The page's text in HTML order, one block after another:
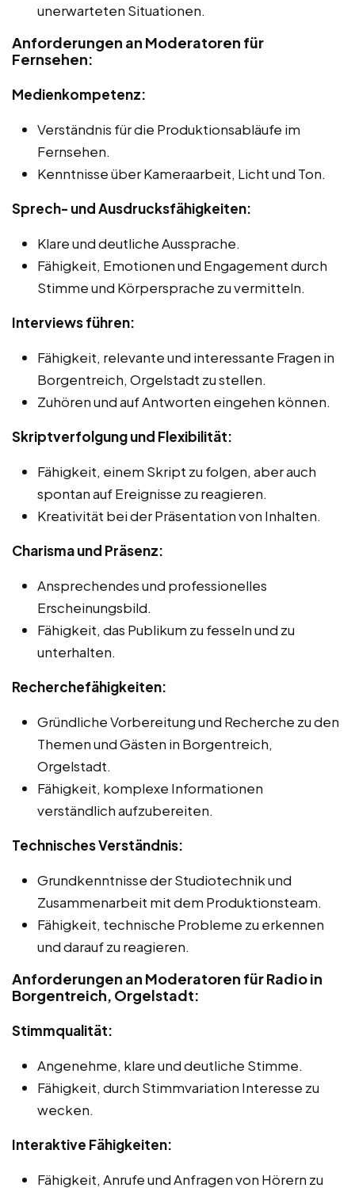
unerwarteten Situationen.
Anforderungen an Moderatoren für
Fernsehen:
Medienkompetenz:
Verständnis für die Produktionsabläufe im
Fernsehen.
Kenntnisse über Kameraarbeit, Licht und Ton.
Sprech- und Ausdrucksfähigkeiten:
Klare und deutliche Aussprache.
Fähigkeit, Emotionen und Engagement durch
Stimme und Körpersprache zu vermitteln.
Interviews führen:
Fähigkeit, relevante und interessante Fragen in
Borgentreich, Orgelstadt zu stellen.
Zuhören und auf Antworten eingehen können.
Skriptverfolgung und Flexibilität:
Fähigkeit, einem Skript zu folgen, aber auch
spontan auf Ereignisse zu reagieren.
Kreativität bei der Präsentation von Inhalten.
Charisma und Präsenz:
Ansprechendes und professionelles
Erscheinungsbild.
Fähigkeit, das Publikum zu fesseln und zu
unterhalten.
Recherchefähigkeiten:
Gründliche Vorbereitung und Recherche zu den
Themen und Gästen in Borgentreich,
Orgelstadt.
Fähigkeit, komplexe Informationen
verständlich aufzubereiten.
Technisches Verständnis:
Grundkenntnisse der Studiotechnik und
Zusammenarbeit mit dem Produktionsteam.
Fähigkeit, technische Probleme zu erkennen
und darauf zu reagieren.
Anforderungen an Moderatoren für Radio in
Borgentreich, Orgelstadt:
Stimmqualität:
Angenehme, klare und deutliche Stimme.
Fähigkeit, durch Stimmvariation Interesse zu
wecken.
Interaktive Fähigkeiten:
Fähigkeit, Anrufe und Anfragen von Hörern zu